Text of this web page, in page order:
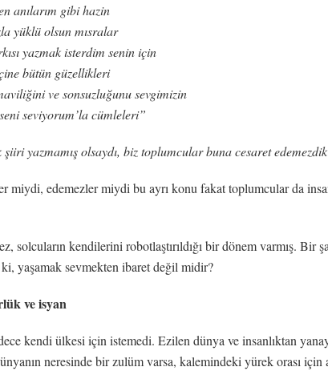
anılarım gibi hazin
yüklü olsun mısralar
yazmak isterdim senin için
bütün güzellikleri
ve sonsuzluğunu sevgimizin
seviyorum’la cümleleri”
şiiri yazmamış olsaydı, biz toplumcular buna cesaret
miydi, edemezler miydi bu ayrı konu fakat toplumcular da
solcuların kendilerini robotlaştırıldığı bir dönem varmış.
yaşamak sevmekten ibaret değil midir?
ve isyan
kendi ülkesi için istemedi. Ezilen dünya ve insanlıktan
neresinde bir zulüm varsa, kalemindeki yürek orası